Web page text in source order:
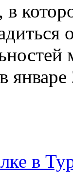
в
в